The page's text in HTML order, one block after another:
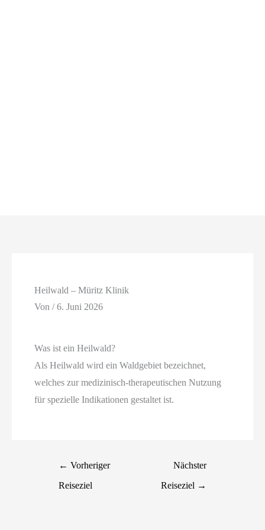
Heilwald – Müritz Klinik
Von/6. Juni 2026
Was ist ein Heilwald?
Als Heilwald wird ein Waldgebiet bezeichnet,
welches zur medizinisch-therapeutischen Nutzung
für spezielle Indikationen gestaltet ist.
← Vorheriger
Reiseziel
Nächster
Reiseziel →